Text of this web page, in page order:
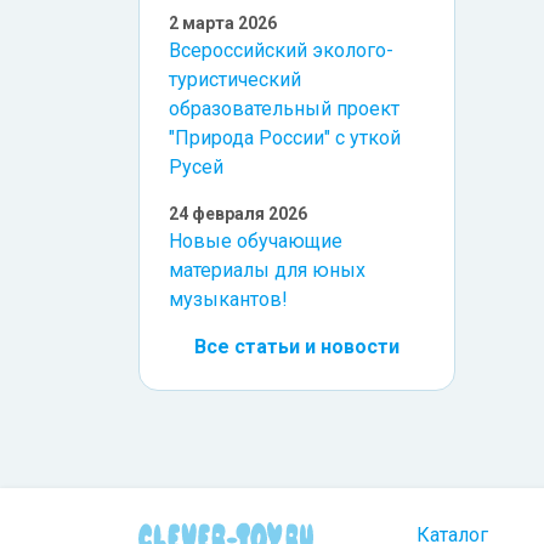
2 марта 2026
Всероссийский эколого-
туристический
образовательный проект
"Природа России" с уткой
Русей
24 февраля 2026
Новые обучающие
материалы для юных
музыкантов!
Все статьи и новости
Каталог